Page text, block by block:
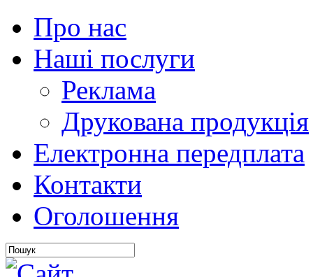
Про нас
Наші послуги
Реклама
Друкована продукція
Електронна передплата
Контакти
Оголошення